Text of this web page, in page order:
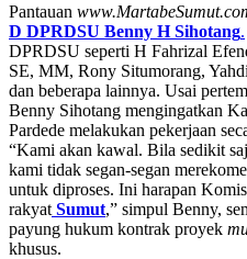
Pantauan
D DPRDSU Benny H Sihotang.
DPRDSU seperti H Fahrizal
SE, MM, Rony Situmorang,
dan beberapa lainnya. Usai
Benny Sihotang mengingatkan
Pardede melakukan pekerjaan
“Kami akan kawal. Bila sedikit
kami tidak segan-segan
untuk diproses. Ini harapan
rakyat Sumut,” simpul Benny,
payung hukum kontrak proyek
khusus.